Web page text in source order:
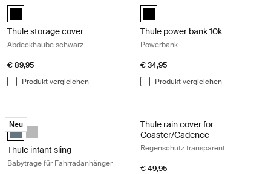
Thule storage cover Schwarz (selected)
Thule storage cover
Abdeckhaube schwarz
€ 89,95
Produkt vergleichen
Thule power bank 10k Schwarz
Thule power bank 10k
Powerbank
€ 34,95
Produkt vergleichen
Thule infant sling Babytrage für Fahrradanhänger Dark gray
Neu
Thule infant sling Dunkelgrau (selected)
Thule infant sling Hellgrau
Thule infant sling
Babytrage für Fahrradanhänger
Thule rain cover for
Coaster/Cadence
Regenschutz transparent
€ 49,95